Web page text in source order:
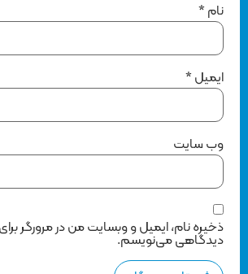
*
ایمیل*
وب‌ سایت
ذخیره نام، ایمیل و وبسایت من در مرورگر برای
دیدگاهی می‌نویسم.